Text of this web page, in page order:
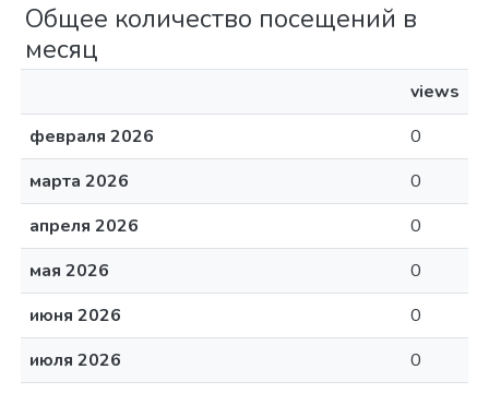
Общее количество посещений в
месяц
views
февраля 2026
0
марта 2026
0
апреля 2026
0
мая 2026
0
июня 2026
0
июля 2026
0